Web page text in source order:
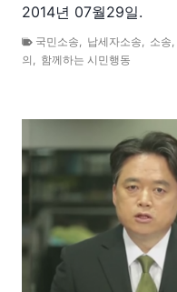
2014년 07월29일.
국민소송 납세자소송 소송
의
함께하는 시민행동